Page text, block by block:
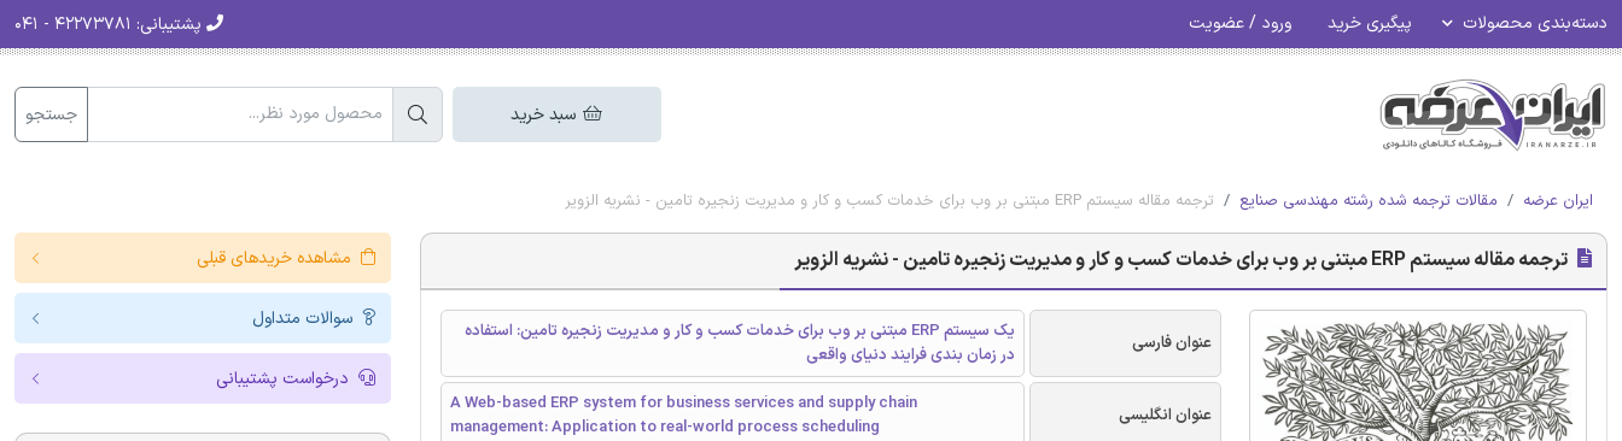
دسته‌بندی محصولات پیگیری خرید ورود / عضویت پشتیبانی:
سبد خرید جستجو
ایران عرضه مقالات ترجمه شده رشته مهندسی صنایع ترجمه مقاله سیستم ERP مبتنی بر وب برای خدمات کسب‌ و کار و مدیریت زنجیره تامین - نشریه الزویر
ترجمه مقاله سیستم ERP مبتنی بر وب برای خدمات کسب‌ و کار و مدیریت زنجیره تامین - نشریه الزویر
عنوان فارسی
یک سیستم ERP مبتنی بر وب برای خدمات کسب‌ و کار و مدیریت زنجیره تامین: استفاده
در زمان بندی فرایند دنیای واقعی
عنوان انگلیسی
A Web-based ERP system for business services and supply chain
management: Application to real-world process scheduling
مشاهده خریدهای قبلی
سوالات متداول
درخواست پشتیبانی